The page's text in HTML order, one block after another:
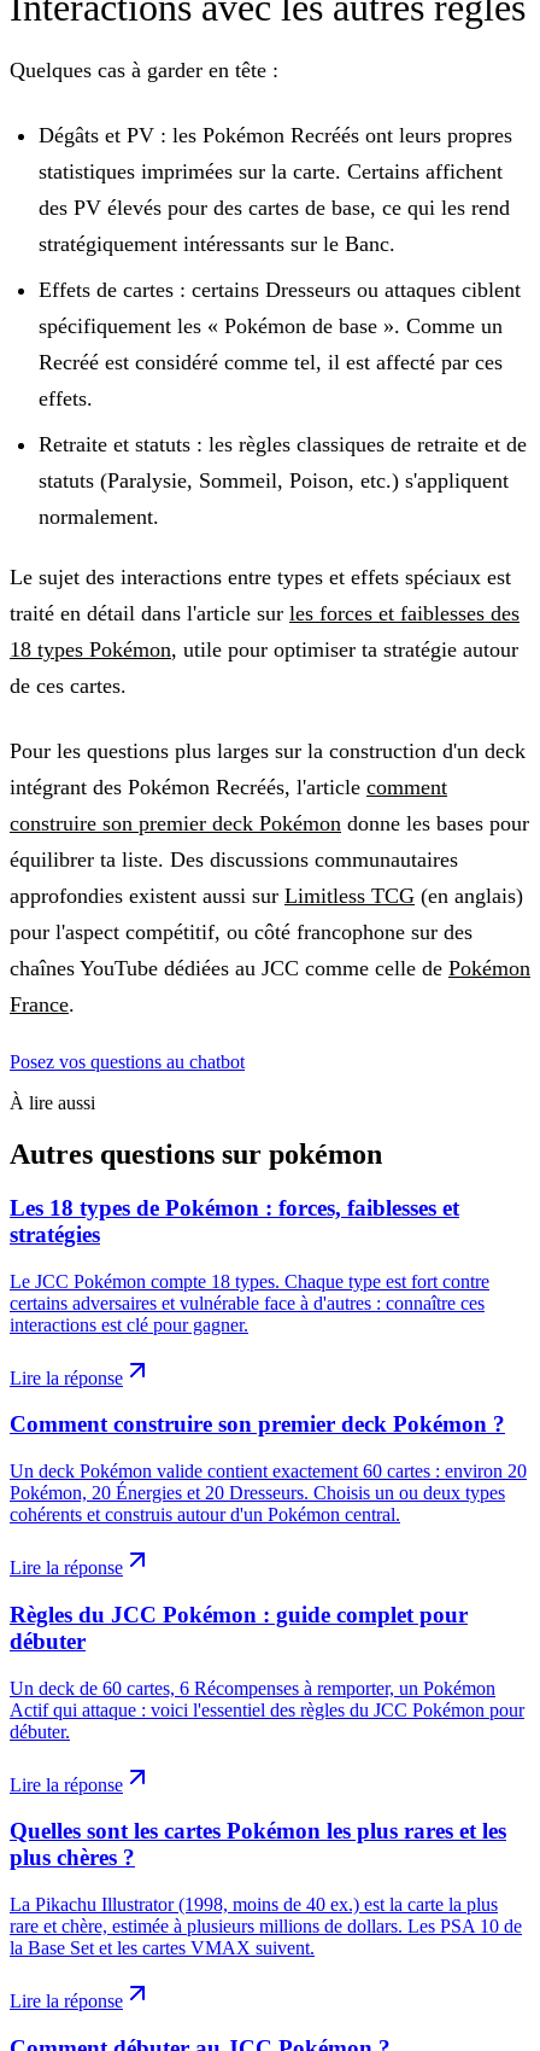
Quelques cas à garder en tête :
Dégâts et PV : les Pokémon Recréés ont leurs propres
statistiques imprimées sur la carte. Certains affichent
des PV élevés pour des cartes de base, ce qui les rend
stratégiquement intéressants sur le Banc.
Effets de cartes : certains Dresseurs ou attaques ciblent
spécifiquement les « Pokémon de base ». Comme un
Recréé est considéré comme tel, il est affecté par ces
effets.
Retraite et statuts : les règles classiques de retraite et de
statuts (Paralysie, Sommeil, Poison, etc.) s'appliquent
normalement.
Le sujet des interactions entre types et effets spéciaux est
traité en détail dans l'article sur les forces et faiblesses des
18 types Pokémon, utile pour optimiser ta stratégie autour
de ces cartes.
Pour les questions plus larges sur la construction d'un deck
intégrant des Pokémon Recréés, l'article comment
construire son premier deck Pokémon donne les bases pour
équilibrer ta liste. Des discussions communautaires
approfondies existent aussi sur Limitless TCG (en anglais)
pour l'aspect compétitif, ou côté francophone sur des
chaînes YouTube dédiées au JCC comme celle de Pokémon
France.
Posez vos questions au chatbot
À lire aussi
Autres questions sur pokémon
Les 18 types de Pokémon : forces, faiblesses et
stratégies
Le JCC Pokémon compte 18 types. Chaque type est fort contre
certains adversaires et vulnérable face à d'autres : connaître ces
interactions est clé pour gagner.
Lire la réponse
Comment construire son premier deck Pokémon ?
Un deck Pokémon valide contient exactement 60 cartes : environ 20
Pokémon, 20 Énergies et 20 Dresseurs. Choisis un ou deux types
cohérents et construis autour d'un Pokémon central.
Lire la réponse
Règles du JCC Pokémon : guide complet pour
débuter
Un deck de 60 cartes, 6 Récompenses à remporter, un Pokémon
Actif qui attaque : voici l'essentiel des règles du JCC Pokémon pour
débuter.
Lire la réponse
Quelles sont les cartes Pokémon les plus rares et les
plus chères ?
La Pikachu Illustrator (1998, moins de 40 ex.) est la carte la plus
rare et chère, estimée à plusieurs millions de dollars. Les PSA 10 de
la Base Set et les cartes VMAX suivent.
Lire la réponse